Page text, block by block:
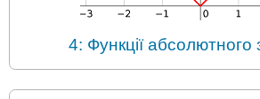
4: Функції абсолютного